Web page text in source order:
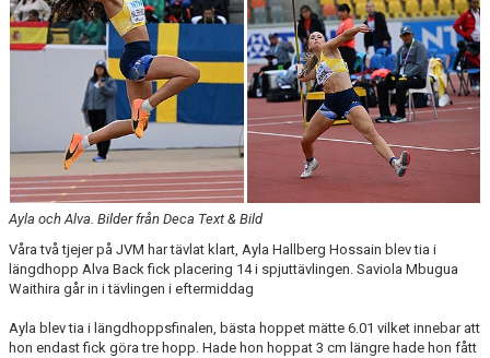
ARRANGEMANG
STATISTIK & RESULTAT
FUNKTIONÄR
TÄVLINGAR
KONTAKT
UTBILDNING
KALENDER
Ayla och Alva. Bilder från Deca Text & Bild
Våra två tjejer på JVM har tävlat klart, Ayla Hallberg Hossain blev tia i
längdhopp Alva Back fick placering 14 i spjuttävlingen. Saviola Mbugua
Waithira går in i tävlingen i eftermiddag
Ayla blev tia i längdhoppsfinalen, bästa hoppet mätte 6.01 vilket innebar att
hon endast fick göra tre hopp. Hade hon hoppat 3 cm längre hade hon fått